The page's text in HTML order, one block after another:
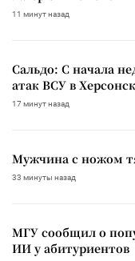
11 минут назад
Сальдо: С начала
атак ВСУ в
17 минут назад
Мужчина с ножом
33 минуты назад
МГУ сообщил о
ИИ у абитуриентов